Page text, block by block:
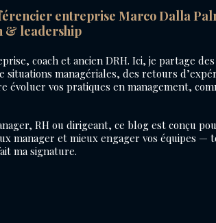
entreprise Marco Dalla
& leadership
coach et ancien DRH. Ici, je partage
situations managériales, des retours
évoluer vos pratiques en management,
RH ou dirigeant, ce blog est conçu
manager et mieux engager vos équipes —
ma signature.